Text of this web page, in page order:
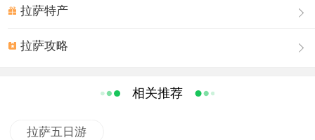
文成公主、尼泊尔尺尊公主等塑像。
拉萨特产
拉萨攻略
相关推荐
拉萨五日游